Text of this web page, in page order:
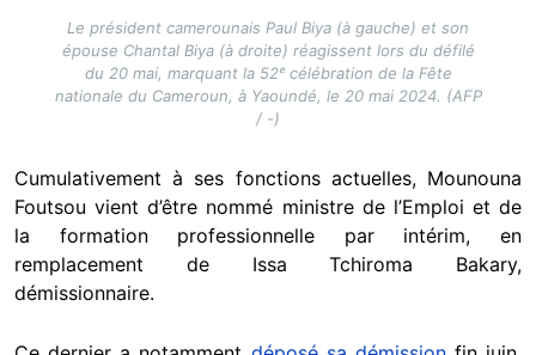
Le président camerounais Paul Biya (à gauche) et son
épouse Chantal Biya (à droite) réagissent lors du défilé
du 20 mai, marquant la 52ᵉ célébration de la Fête
nationale du Cameroun, à Yaoundé, le 20 mai 2024. (AFP
/ -)
Cumulativement à ses fonctions actuelles, Mounouna
Foutsou vient d’être nommé ministre de l’Emploi et de
la formation professionnelle par intérim, en
remplacement de Issa Tchiroma Bakary,
démissionnaire.